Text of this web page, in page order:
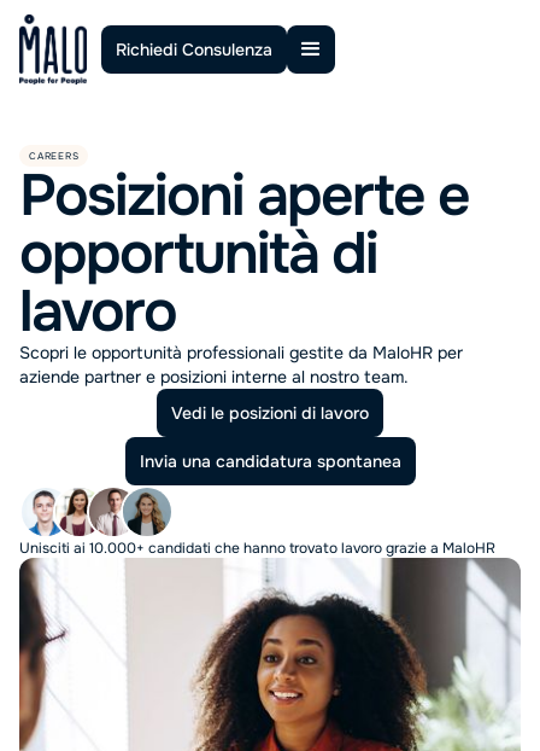
Richiedi Consulenza
CAREERS
Posizioni aperte e
opportunità di
lavoro
Scopri le opportunità professionali gestite da MaloHR per
aziende partner e posizioni interne al nostro team.
Vedi le posizioni di lavoro
Invia una candidatura spontanea
Unisciti ai 10.000+ candidati che hanno trovato lavoro grazie a MaloHR